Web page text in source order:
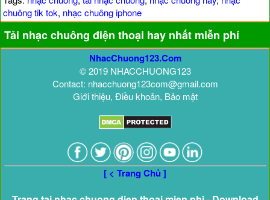
chuông tik tok, nhạc chuông iphone
Tải nhạc chuông điện thoại hay nhất miễn phí
NhacChuong123.Com
© 2019 NHACCHUONG123
Contact: nhacchuong123com@gmail.com
Giới thiệu, Điều khoản, Bảo mật
[ < Trang Chủ ]